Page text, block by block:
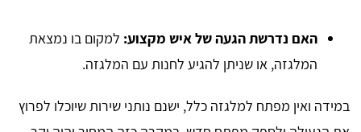
האם נדרשת הגעה של איש מקצוע: למקום בו נמצאת
המלגזה, או שניתן להגיע לחנות עם המלגזה.
במידה ואין מפתח למלגזה כלל, ישנם נותני שירות שיוכלו לפרוץ